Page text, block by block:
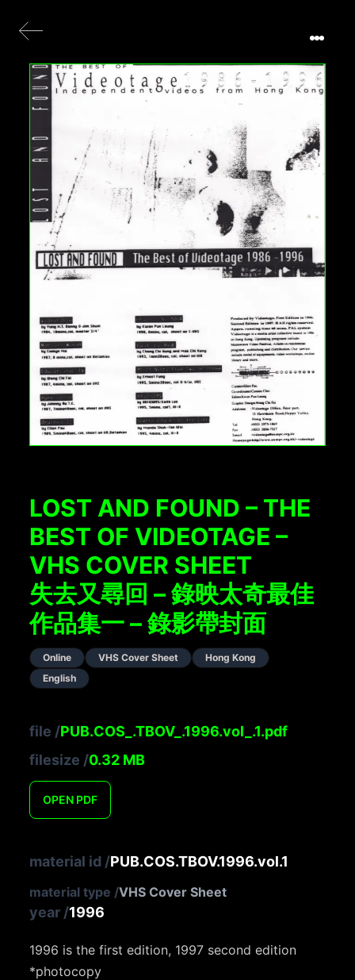
LOST AND FOUND – THE
BEST OF VIDEOTAGE –
VHS COVER SHEET
失去又尋回 – 錄映太奇最佳
作品集一 – 錄影帶封面
Online VHS Cover Sheet
Hong Kong
English
file /PUB.COS_.TBOV_.1996.vol_.1.pdf
filesize /0.32 MB
OPEN PDF
material id /PUB.COS.TBOV.1996.vol.1
material type /VHS Cover Sheet
year /1996
1996 is the first edition, 1997 second edition
*photocopy